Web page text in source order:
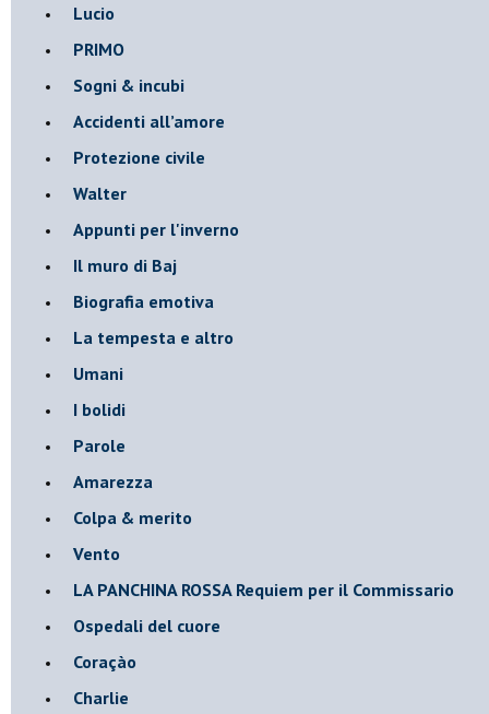
Lucio
PRIMO
Sogni & incubi
Accidenti all’amore
Protezione civile
Walter
Appunti per l'inverno
Il muro di Baj
Biografia emotiva
La tempesta e altro
Umani
I bolidi
Parole
Amarezza
Colpa & merito
Vento
​LA PANCHINA ROSSA Requiem per il Commissario
Ospedali del cuore
Coraçào
Charlie